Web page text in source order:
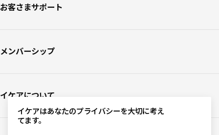
お客さまサポート
メンバーシップ
イケアについて
イケアはあなたのプライバシーを大切に考え
てます。